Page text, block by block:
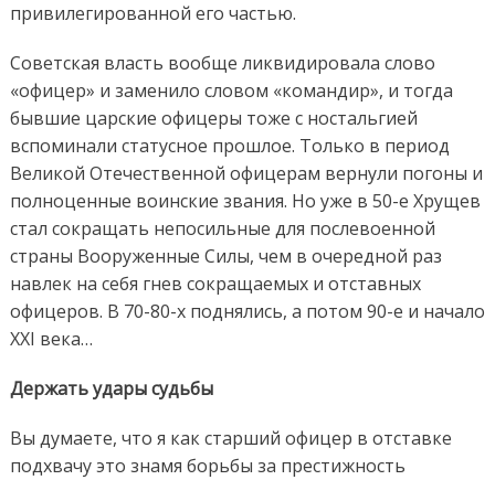
привилегированной его частью.
Советская власть вообще ликвидировала слово
«офицер» и заменило словом «командир», и тогда
бывшие царские офицеры тоже с ностальгией
вспоминали статусное прошлое. Только в период
Великой Отечественной офицерам вернули погоны и
полноценные воинские звания. Но уже в 50-е Хрущев
стал сокращать непосильные для послевоенной
страны Вооруженные Силы, чем в очередной раз
навлек на себя гнев сокращаемых и отставных
офицеров. В 70-80-х поднялись, а потом 90-е и начало
XXI века…
Держать удары судьбы
Вы думаете, что я как старший офицер в отставке
подхвачу это знамя борьбы за престижность